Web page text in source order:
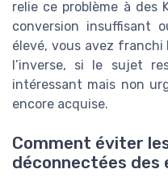
relie ce problème à des
conversion insuffisant
élevé, vous avez franchi
l’inverse, si le sujet
intéressant mais non
encore acquise.
Comment éviter
déconnectées des